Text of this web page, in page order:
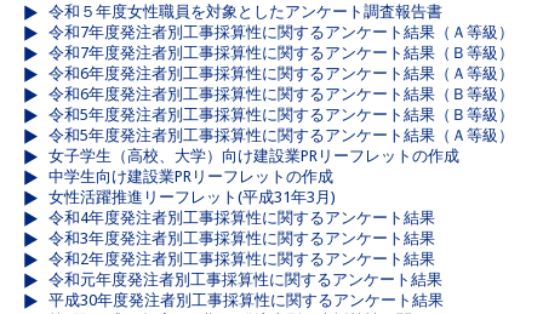
令和５年度女性職員を対象としたアンケート調査報告書
令和7年度発注者別工事採算性に関するアンケート結果（Ａ等級）
令和7年度発注者別工事採算性に関するアンケート結果（Ｂ等級）
令和6年度発注者別工事採算性に関するアンケート結果（Ａ等級）
令和6年度発注者別工事採算性に関するアンケート結果（Ｂ等級）
令和5年度発注者別工事採算性に関するアンケート結果（Ｂ等級）
令和5年度発注者別工事採算性に関するアンケート結果（Ａ等級）
女子学生（高校、大学）向け建設業PRリーフレットの作成
中学生向け建設業PRリーフレットの作成
女性活躍推進リーフレット(平成31年3月)
令和4年度発注者別工事採算性に関するアンケート結果
令和3年度発注者別工事採算性に関するアンケート結果
令和2年度発注者別工事採算性に関するアンケート結果
令和元年度発注者別工事採算性に関するアンケート結果
平成30年度発注者別工事採算性に関するアンケート結果